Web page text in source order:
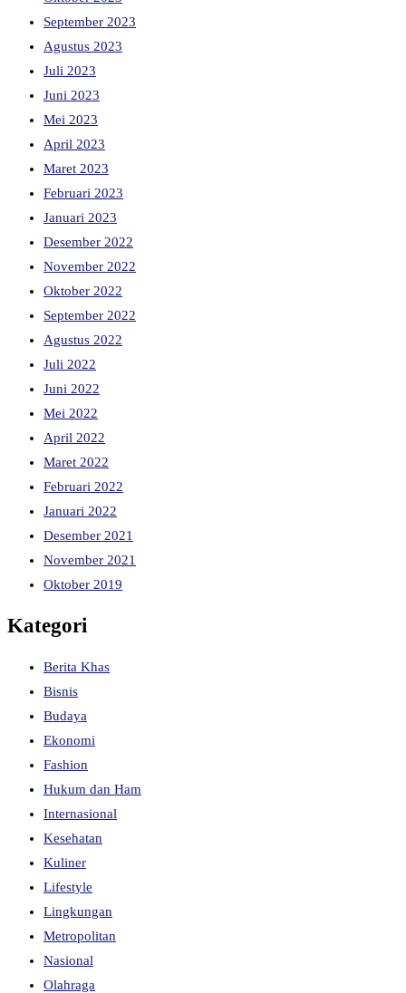
September 2023
Agustus 2023
Juli 2023
Juni 2023
Mei 2023
April 2023
Maret 2023
Februari 2023
Januari 2023
Desember 2022
November 2022
Oktober 2022
September 2022
Agustus 2022
Juli 2022
Juni 2022
Mei 2022
April 2022
Maret 2022
Februari 2022
Januari 2022
Desember 2021
November 2021
Oktober 2019
Kategori
Berita Khas
Bisnis
Budaya
Ekonomi
Fashion
Hukum dan Ham
Internasional
Kesehatan
Kuliner
Lifestyle
Lingkungan
Metropolitan
Nasional
Olahraga